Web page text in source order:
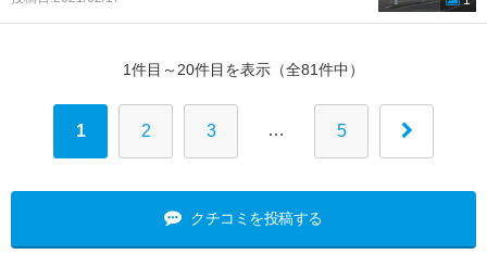
1件目～20件目を表示（全81件中）
1 2 3 … 5
クチコミを投稿する